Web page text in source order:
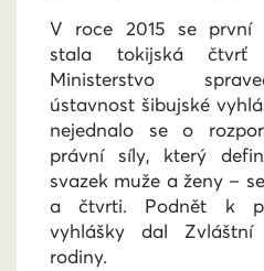
V roce 2015 se první
stala tokijská čtvrť
Ministerstvo
ústavnost šibujské
nejednalo se o
právní síly, který
svazek muže a ženy –
a čtvrti. Podnět k
vyhlášky dal
rodiny.